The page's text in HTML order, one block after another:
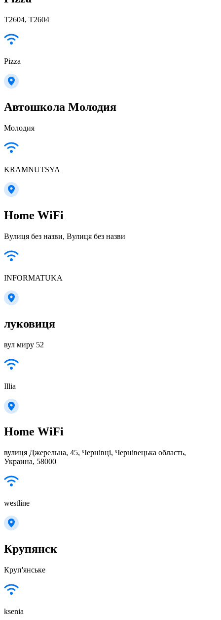
T2604, T2604
Pizza
Автошкола Молодия
Молодия
KRAMNUTSYA
Home WiFi
Вулиця без назви, Вулиця без назви
INFORMATUKA
луковиця
вул миру 52
Illia
Home WiFi
вулиця Джерельна, 45, Чернівці, Чернівецька область,
Украина, 58000
westline
Крупянск
Круп'янське
ksenia